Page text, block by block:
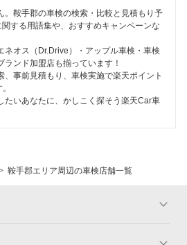
」
。鞍手郡の車検の検索・比較と見積もり予
する用語集や、おすすめキャンペーンな
ネオス（Dr.Drive）・アップル車検・車検
ンド加盟店も揃っています！
、事前見積もり、車検実施で楽天ポイント
たいあなたに、かしこく探そう楽天Car車
鞍手郡エリア周辺の車検店舗一覧